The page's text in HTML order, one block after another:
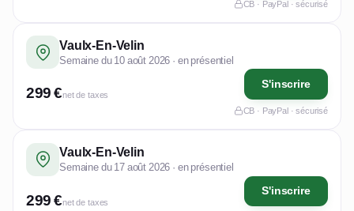
CB · PayPal · sécurisé
Vaulx-En-Velin
Semaine du 10 août 2026 · en présentiel
299 €net de taxes
S'inscrire
CB · PayPal · sécurisé
Vaulx-En-Velin
Semaine du 17 août 2026 · en présentiel
299 €net de taxes
S'inscrire